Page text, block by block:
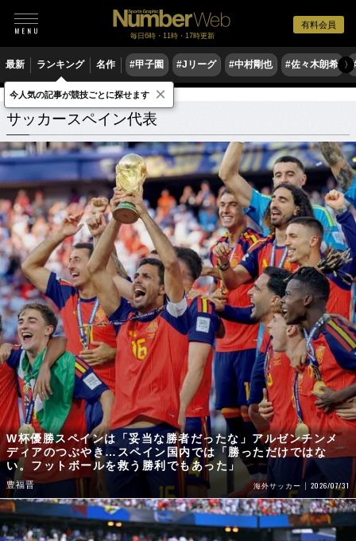
有料会員
毎日6時・11時・17時更新
最新 ランキング 名作 #甲子園 #Jリーグ #中村剛也 #佐々木朗希 〉
サッカースペイン代表 関連記事
サッカースペイン代表
W杯優勝スペインは「妥当な勝者だったな」アルゼンチンメ
ディアのつぶやき…スペイン国内では「勝っただけではな
い。フットボールを救う勝利でもあった」
豊福晋 海外サッカー 2026/07/31
今人気の記事が競技ごとに探せます ×